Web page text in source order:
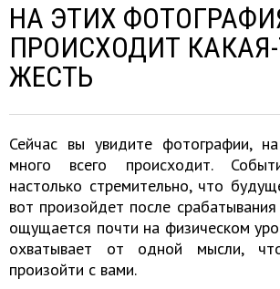
НА ЭТИХ
ПРОИСХОДИТ
ЖЕСТЬ
Сейчас вы увидите фотографии,
много всего происходит.
настолько стремительно, что
вот произойдет после
ощущается почти на физическом
охватывает от одной мысли,
произойти с вами.